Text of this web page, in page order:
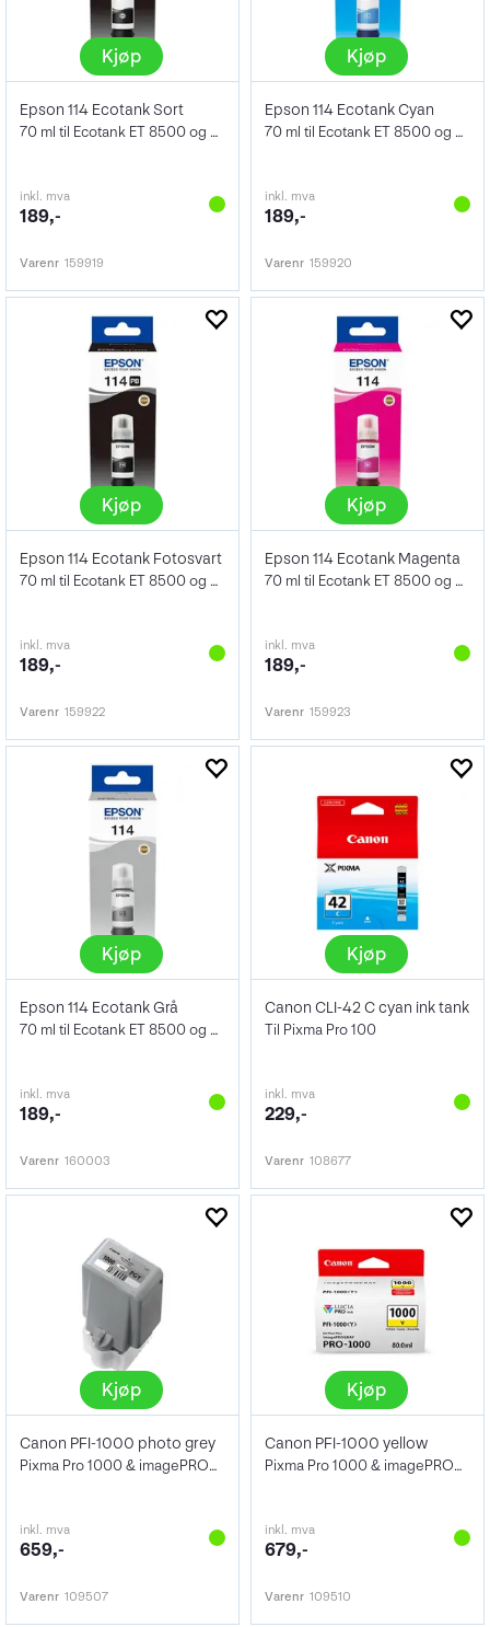
Kjøp
Epson 114 Ecotank Sort
70 ml til Ecotank ET 8500 og ET 8550
inkl. mva
189,-
Varenr 159919
Kjøp
Epson 114 Ecotank Cyan
70 ml til Ecotank ET 8500 og ET 8550
inkl. mva
189,-
Varenr 159920
Kjøp
Epson 114 Ecotank Fotosvart
70 ml til Ecotank ET 8500 og ET 8550
inkl. mva
189,-
Varenr 159922
Kjøp
Epson 114 Ecotank Magenta
70 ml til Ecotank ET 8500 og ET 8550
inkl. mva
189,-
Varenr 159923
Kjøp
Epson 114 Ecotank Grå
70 ml til Ecotank ET 8500 og ET 8550
inkl. mva
189,-
Varenr 160003
Kjøp
Canon CLI-42 C cyan ink tank
Til Pixma Pro 100
inkl. mva
229,-
Varenr 108677
Kjøp
Canon PFI-1000 photo grey
Pixma Pro 1000 & imagePROGRAF Pro-1000
inkl. mva
659,-
Varenr 109507
Kjøp
Canon PFI-1000 yellow
Pixma Pro 1000 & imagePROGRAF Pro-1000
inkl. mva
679,-
Varenr 109510